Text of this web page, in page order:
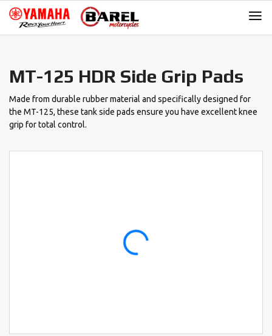
Skip
navigation
Skip
content
MT-125 HDR Side Grip Pads
Made from durable rubber material and specifically designed for
the MT-125, these tank side pads ensure you have excellent knee
grip for total control.